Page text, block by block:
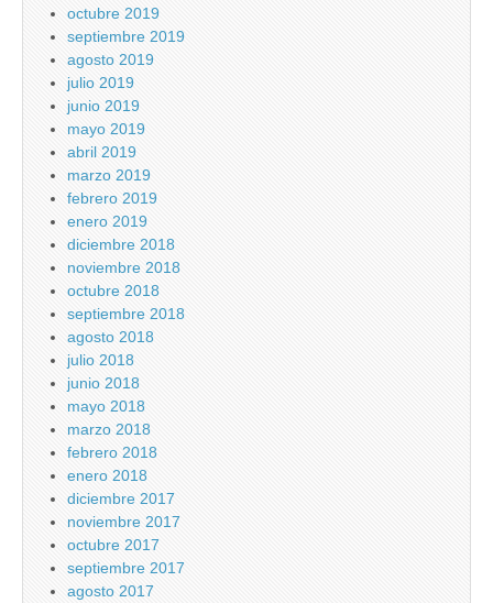
octubre 2019
septiembre 2019
agosto 2019
julio 2019
junio 2019
mayo 2019
abril 2019
marzo 2019
febrero 2019
enero 2019
diciembre 2018
noviembre 2018
octubre 2018
septiembre 2018
agosto 2018
julio 2018
junio 2018
mayo 2018
marzo 2018
febrero 2018
enero 2018
diciembre 2017
noviembre 2017
octubre 2017
septiembre 2017
agosto 2017